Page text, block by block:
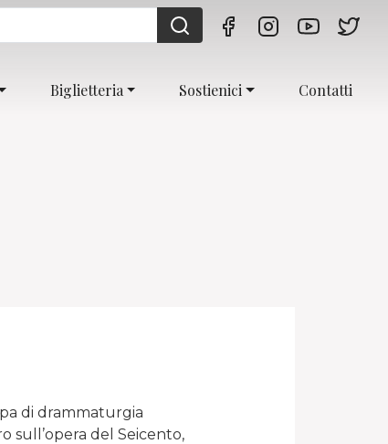
Biglietteria Sostienici Contatti
di drammaturgia
sull’opera del Seicento,